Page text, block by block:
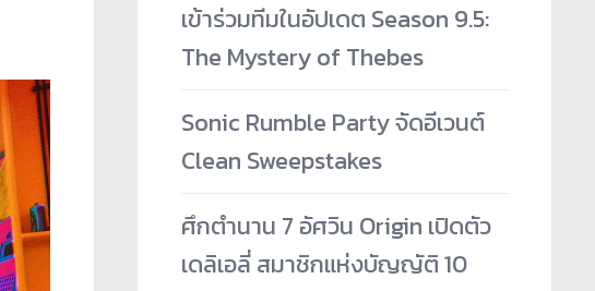
เข้าร่วมทีมในอัปเดต Season 9.5:
The Mystery of Thebes
Sonic Rumble Party จัดอีเวนต์
Clean Sweepstakes
ศึกตำนาน 7 อัศวิน Origin เปิดตัว
เดลิเอลี่ สมาชิกแห่งบัญญัติ 10